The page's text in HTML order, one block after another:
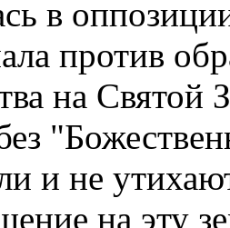
в
против
на Святой
и не
на эту